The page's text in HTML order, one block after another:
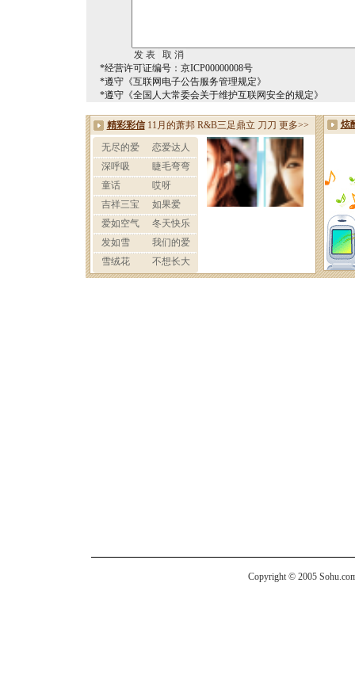
*经营许可证编号：京ICP00000008号
*遵守《互联网电子公告服务管理规定》
*遵守《全国人大常委会关于维护互联网安全的规定》
Copyright © 2005